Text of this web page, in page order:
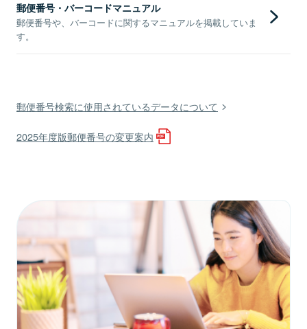
郵便番号・バーコードマニュアル
郵便番号や、バーコードに関するマニュアルを掲載していま
す。
郵便番号検索に使用されているデータについて
2025年度版郵便番号の変更案内